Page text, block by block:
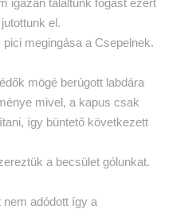
el.
megingása a Csepelnek.
mögé berúgott labdára
mivel, a kapus csak
így büntető következett
a becsület gólunkat.
adódott így a